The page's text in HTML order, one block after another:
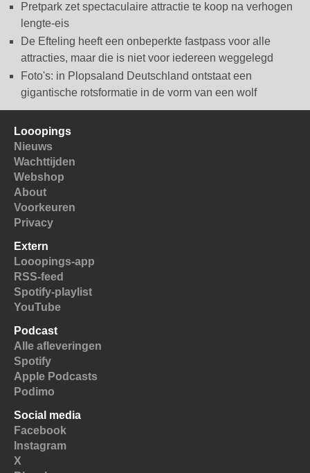
Pretpark zet spectaculaire attractie te koop na verhogen
lengte-eis
De Efteling heeft een onbeperkte fastpass voor alle
attracties, maar die is niet voor iedereen weggelegd
Foto's: in Plopsaland Deutschland ontstaat een
gigantische rotsformatie in de vorm van een wolf
Looopings
Nieuws
Wachttijden
Webshop
About
Voorkeuren
Privacy
Extern
Looopings-app
RSS-feed
Spotify-playlist
YouTube
Podcast
Alle afleveringen
Spotify
Apple Podcasts
Podimo
Social media
Facebook
Instagram
X